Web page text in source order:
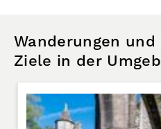
Wanderungen
Ziele in der